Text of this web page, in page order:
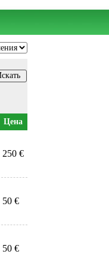
Цена
250 €
50 €
50 €